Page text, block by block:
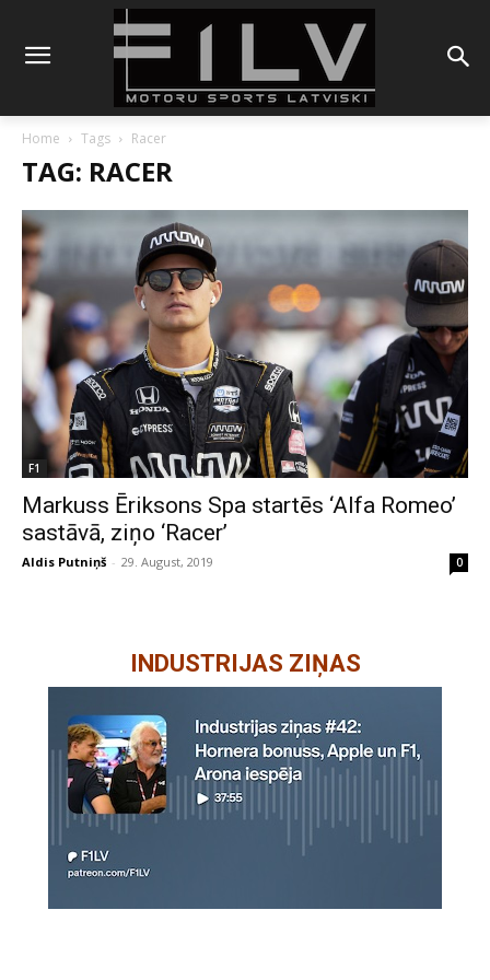
Home Tags Racer
TAG: RACER
F1
Markuss Ēriksons Spa startēs ‘Alfa Romeo’
sastāvā, ziņo ‘Racer’
Aldis Putniņš - 29. August, 2019 0
INDUSTRIJAS ZIŅAS